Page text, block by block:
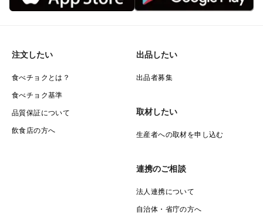
注文したい
食べチョクとは？
食べチョク基準
品質保証について
飲食店の方へ
出品したい
出品者募集
取材したい
生産者への取材を申し込む
連携のご相談
法人連携について
自治体・省庁の方へ